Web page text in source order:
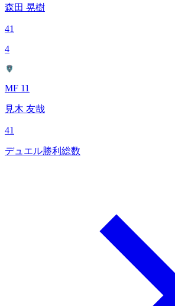
森田 晃樹
41
4
MF 11
見木 友哉
41
デュエル勝利総数